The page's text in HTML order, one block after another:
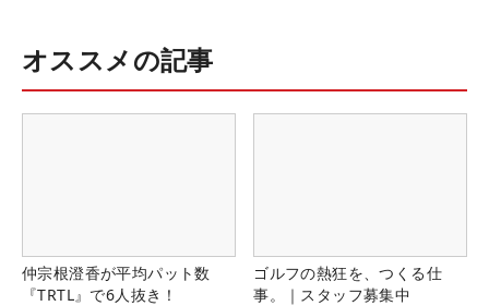
オススメの記事
仲宗根澄香が平均パット数
『TRTL』で6人抜き！
ゴルフの熱狂を、つくる仕
事。｜スタッフ募集中